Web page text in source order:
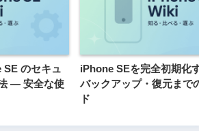
SE のセキュ
― 安全な使
iPhone SEを完全初期化
バックアップ・復元まで
ド